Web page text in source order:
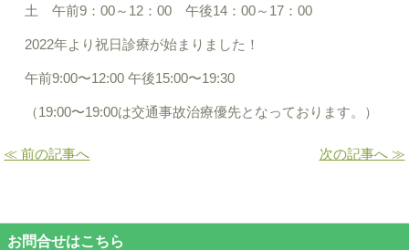
土 午前9：00～12：00 午後14：00～17：00
2022年より祝日診療が始まりました！
午前9:00〜12:00 午後15:00〜19:30
（19:00〜19:00は交通事故治療優先となっております。）
≪ 前の記事へ 次の記事へ ≫
お問合せはこちら